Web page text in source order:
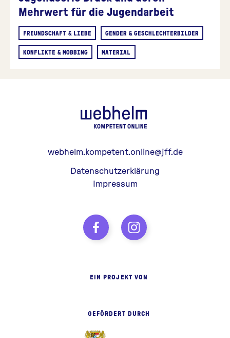
Mehrwert für die Jugendarbeit
FREUNDSCHAFT & LIEBE GENDER & GESCHLECHTERBILDER
KONFLIKTE & MOBBING MATERIAL
webhelm.kompetent.online@jff.de
Datenschutzerklärung
Impressum
EIN PROJEKT VON
GEFÖRDERT DURCH